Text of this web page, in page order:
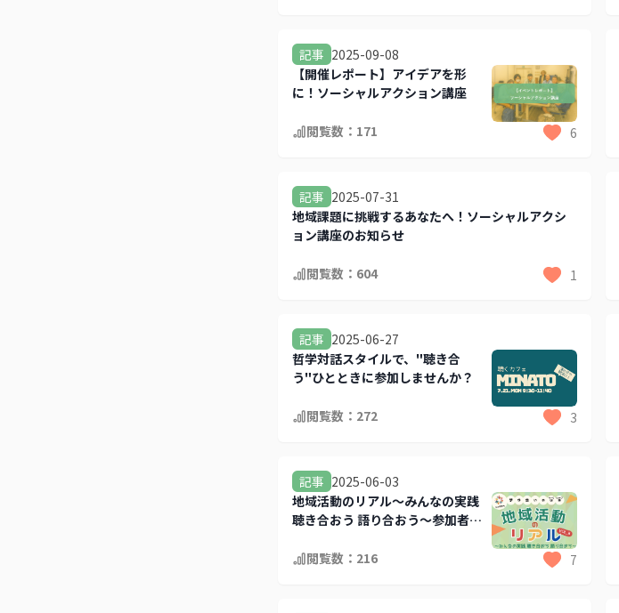
記事 2025-09-08
【開催レポート】アイデアを形
に！ソーシャルアクション講座
閲覧数： 171 6
記事 2025-07-31
地域課題に挑戦するあなたへ！ソーシャルアクシ
ョン講座のお知らせ
閲覧数： 604 1
記事 2025-06-27
哲学対話スタイルで、"聴き合
う"ひとときに参加しませんか？
閲覧数： 272 3
記事 2025-06-03
地域活動のリアル～みんなの実践
聴き合おう 語り合おう～参加者募
閲覧数： 216 7